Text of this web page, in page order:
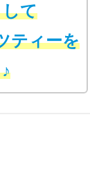
て
ティーを